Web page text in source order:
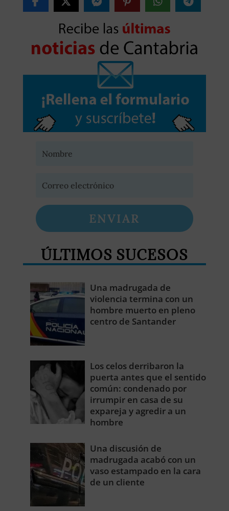
ENVIAR
ÚLTIMOS SUCESOS
Una madrugada de
violencia termina con un
hombre muerto en pleno
centro de Santander
Los celos derribaron la
puerta antes que el sentido
común: condenado por
irrumpir en casa de su
expareja y agredir a un
hombre
Una discusión de
madrugada acabó con un
vaso estampado en la cara
de un cliente